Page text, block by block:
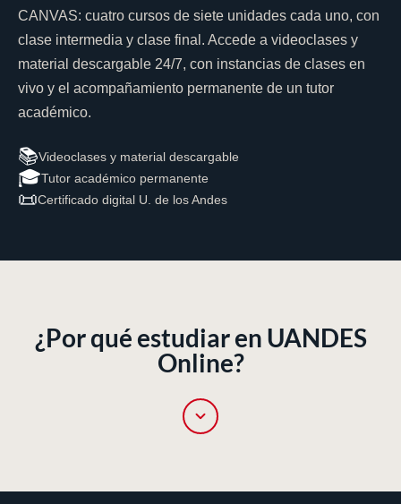
CANVAS: cuatro cursos de siete unidades cada uno, con
clase intermedia y clase final. Accede a videoclases y
material descargable 24/7, con instancias de clases en
vivo y el acompañamiento permanente de un tutor
académico.
📚Videoclases y material descargable
🎓Tutor académico permanente
📜Certificado digital U. de los Andes
¿Por qué estudiar en UANDES
Online?